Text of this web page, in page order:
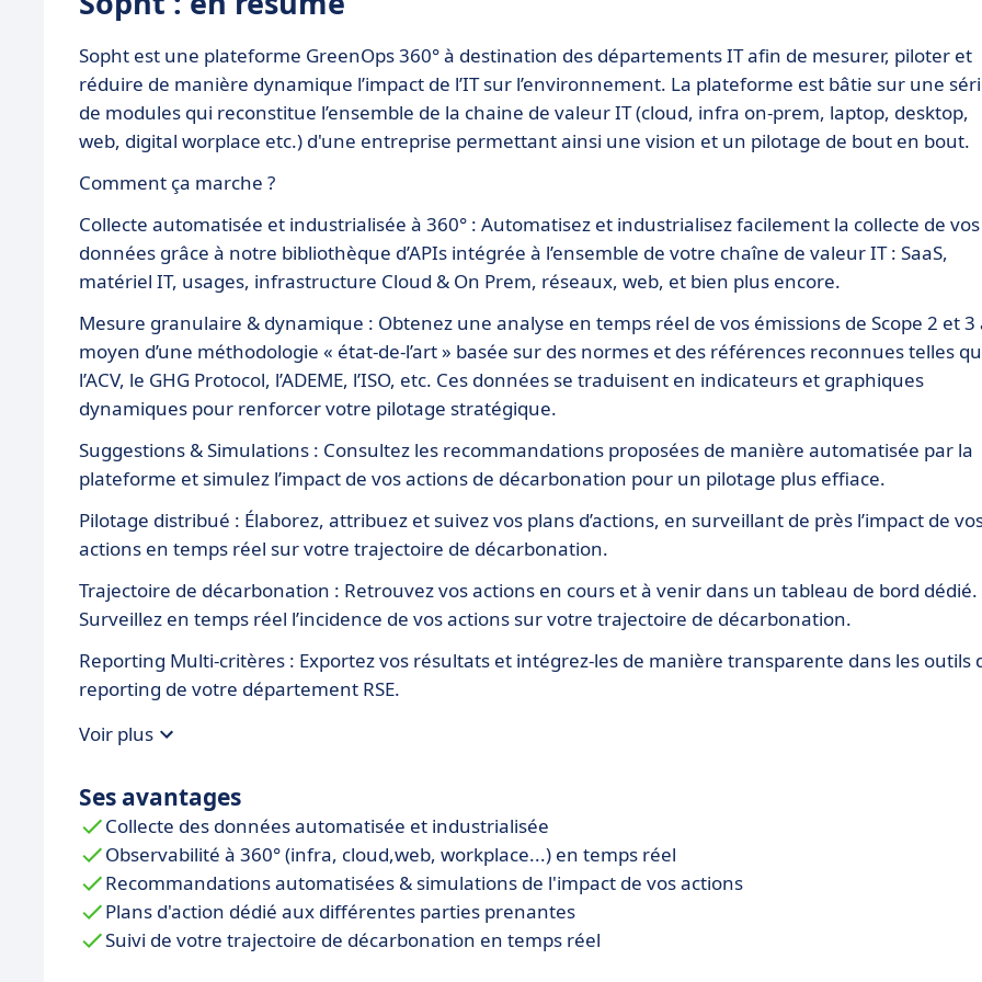
Sopht est une plateforme GreenOps 360° à destination des départements IT afin de mesurer, piloter et
réduire de manière dynamique l’impact de l’IT sur l’environnement. La plateforme est bâtie sur une
de modules qui reconstitue l’ensemble de la chaine de valeur IT (cloud, infra on-prem, laptop, desktop,
web, digital worplace etc.) d'une entreprise permettant ainsi une vision et un pilotage de bout en bout.
Comment ça marche ?
Collecte automatisée et industrialisée à 360° : Automatisez et industrialisez facilement la collecte de vos
données grâce à notre bibliothèque d’APIs intégrée à l’ensemble de votre chaîne de valeur IT : SaaS,
matériel IT, usages, infrastructure Cloud & On Prem, réseaux, web, et bien plus encore.
Mesure granulaire & dynamique : Obtenez une analyse en temps réel de vos émissions de Scope 2 et 3
moyen d’une méthodologie « état-de-l’art » basée sur des normes et des références reconnues telles
l’ACV, le GHG Protocol, l’ADEME, l’ISO, etc. Ces données se traduisent en indicateurs et graphiques
dynamiques pour renforcer votre pilotage stratégique.
Suggestions & Simulations : Consultez les recommandations proposées de manière automatisée par la
plateforme et simulez l’impact de vos actions de décarbonation pour un pilotage plus effiace.
Pilotage distribué : Élaborez, attribuez et suivez vos plans d’actions, en surveillant de près l’impact de
actions en temps réel sur votre trajectoire de décarbonation.
Trajectoire de décarbonation : Retrouvez vos actions en cours et à venir dans un tableau de bord dédié.
Surveillez en temps réel l’incidence de vos actions sur votre trajectoire de décarbonation.
Reporting Multi-critères : Exportez vos résultats et intégrez-les de manière transparente dans les outils
reporting de votre département RSE.
Voir plus
Ses avantages
Collecte des données automatisée et industrialisée
Observabilité à 360° (infra, cloud,web, workplace...) en temps réel
Recommandations automatisées & simulations de l'impact de vos actions
Plans d'action dédié aux différentes parties prenantes
Suivi de votre trajectoire de décarbonation en temps réel